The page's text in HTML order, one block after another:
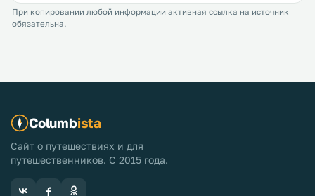
При копировании любой информации активная ссылка на источник
обязательна.
Columbista
Сайт о путешествиях и для
путешественников. С 2015 года.